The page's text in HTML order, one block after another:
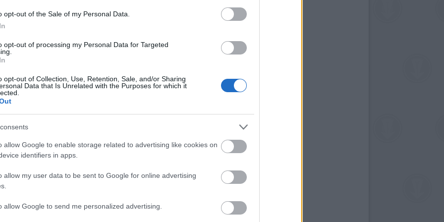
opt-out of the Sale of my Personal Data.
opt-out of processing my Personal Data for Targeted
opt-out of Collection, Use, Retention, Sale, and/or Sharing
Data that Is Unrelated with the Purposes for which it
allow Google to enable storage related to advertising like cookies on
identifiers in apps.
allow my user data to be sent to Google for online advertising
allow Google to send me personalized advertising.
mit csinál a Netz egy családi napon: